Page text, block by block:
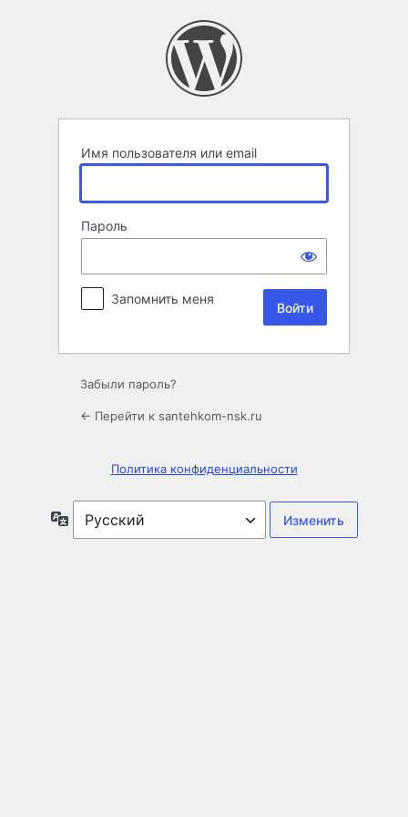
Имя пользователя или email
Пароль
Запомнить меня
Забыли пароль?
← Перейти к santehkom-nsk.ru
Политика конфиденциальности
Язык